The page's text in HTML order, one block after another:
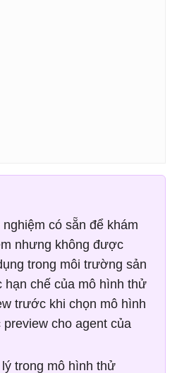
có sẵn để khám
nhưng không được
trong môi trường sản
hạn chế của mô hình thử
trước khi chọn mô hình
cho agent của
trong mô hình thử